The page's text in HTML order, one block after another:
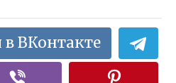
в ВКонтакте